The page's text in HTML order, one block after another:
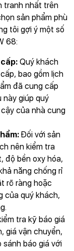
tranh nhất trên
sản phẩm phù
tôi gợi ý một số
68:
Quý khách
bao gồm lịch
đã cung cấp
giúp quý
của nhà cung
Đối với sản
nên kiểm tra
độ bền oxy hóa,
năng chống rỉ
rõ ràng hoặc
của quý khách,
tra kỹ báo giá
giá vận chuyển,
sánh báo giá với